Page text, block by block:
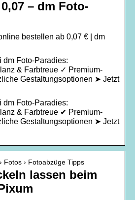
– dm Foto-
bestellen ab 0,07 € | dm
dm Foto-Paradies:
& Farbtreue ✓ Premium-
Gestaltungsoptionen ➤ Jetzt
dm Foto-Paradies:
& Farbtreue ✔ Premium-
Gestaltungsoptionen ➤ Jetzt
Fotos › Fotoabzüge Tipps
lassen beim